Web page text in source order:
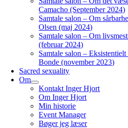
Camacho (September 2024)
Samtale salon – Om
Olsen (maj 2024)
Samtale salon – Om
(februar 2024)
Samtale salon –
Bonde (november 2023)
Sacred sexuality
Om
Kontakt Inger Hjort
Om Inger Hjort
Min historie
Event Manager
Bøger jeg læser